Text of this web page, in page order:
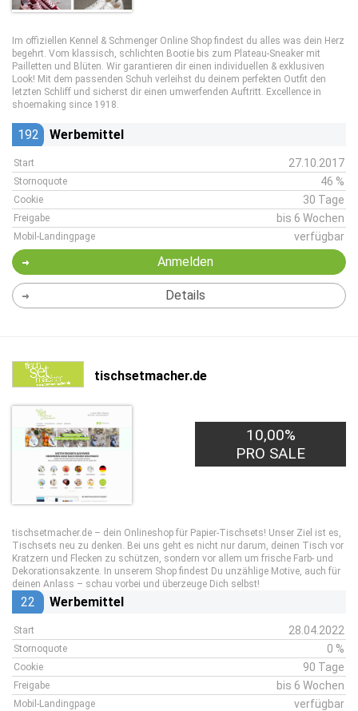
Im offiziellen Kennel & Schmenger Online Shop findest du alles was dein Herz
begehrt. Vom klassisch, schlichten Bootie bis zum Plateau-Sneaker mit
Pailletten und Blüten. Wir garantieren dir einen individuellen & exklusiven
Look! Mit dem passenden Schuh verleihst du deinem perfekten Outfit den
letzten Schliff und sicherst dir einen umwerfenden Auftritt. Excellence in
shoemaking since 1918.
192 Werbemittel
Start 27.10.2017
Stornoquote 46 %
Cookie 30 Tage
Freigabe bis 6 Wochen
Mobil-Landingpage verfügbar
Anmelden
Details
tischsetmacher.de
10,00%
PRO SALE
tischsetmacher.de – dein Onlineshop für Papier-Tischsets! Unser Ziel ist es,
Tischsets neu zu denken. Bei uns geht es nicht nur darum, deinen Tisch vor
Kratzern und Flecken zu schützen, sondern vor allem um frische Farb- und
Dekorationsakzente. In unserem Shop findest Du unzählige Motive, auch für
deinen Anlass – schau vorbei und überzeuge Dich selbst!
22 Werbemittel
Start 28.04.2022
Stornoquote 0 %
Cookie 90 Tage
Freigabe bis 6 Wochen
Mobil-Landingpage verfügbar